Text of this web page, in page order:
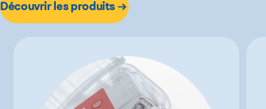
Découvrir les produits